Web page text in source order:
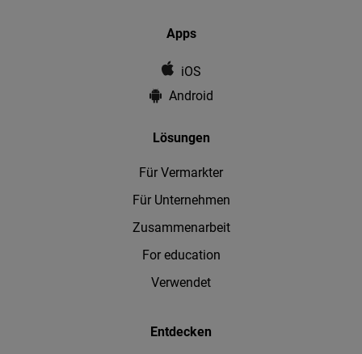
Apps
iOS
Android
Lösungen
Für Vermarkter
Für Unternehmen
Zusammenarbeit
For education
Verwendet
Entdecken